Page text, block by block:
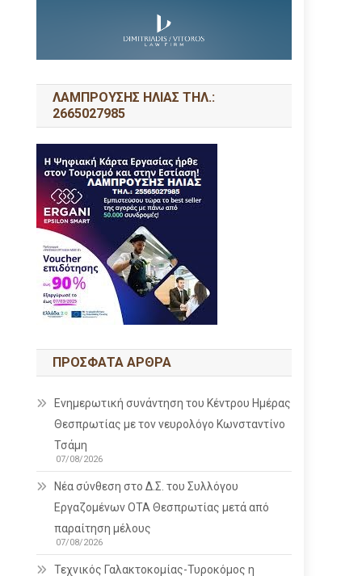
ΛΑΜΠΡΟΥΣΗΣ ΗΛΙΑΣ ΤΗΛ.:
2665027985
ΠΡΌΣΦΑΤΑ ΆΡΘΡΑ
Ενημερωτική συνάντηση του Κέντρου Ημέρας
Θεσπρωτίας με τον νευρολόγο Κωνσταντίνο
Τσάμη
07/08/2026
Νέα σύνθεση στο Δ.Σ. του Συλλόγου
Εργαζομένων ΟΤΑ Θεσπρωτίας μετά από
παραίτηση μέλους
07/08/2026
Τεχνικός Γαλακτοκομίας-Τυροκόμος η